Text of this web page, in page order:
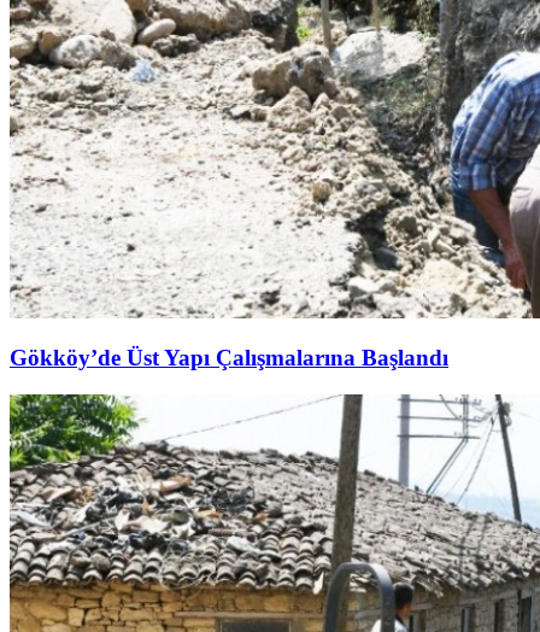
Gökköy’de Üst Yapı Çalışmalarına Başlandı